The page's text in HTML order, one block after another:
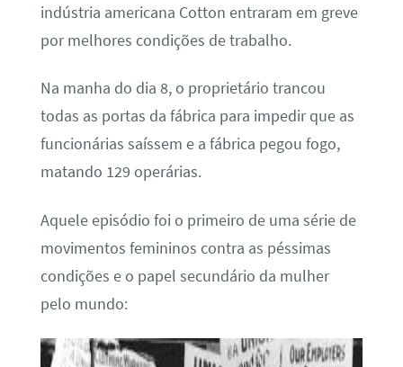
indústria americana Cotton entraram em greve
por melhores condições de trabalho.
Na manha do dia 8, o proprietário trancou
todas as portas da fábrica para impedir que as
funcionárias saíssem e a fábrica pegou fogo,
matando 129 operárias.
Aquele episódio foi o primeiro de uma série de
movimentos femininos contra as péssimas
condições e o papel secundário da mulher
pelo mundo: